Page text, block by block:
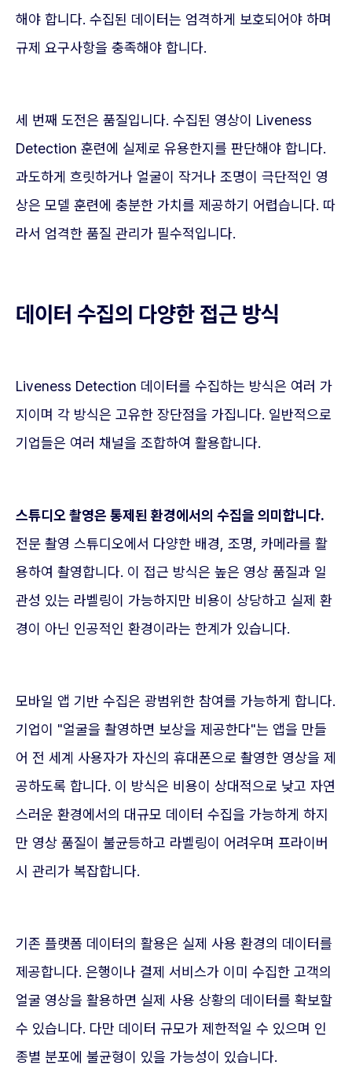
해야 합니다. 수집된 데이터는 엄격하게 보호되어야 하며
규제 요구사항을 충족해야 합니다.
세 번째 도전은 품질입니다. 수집된 영상이 Liveness
Detection 훈련에 실제로 유용한지를 판단해야 합니다.
과도하게 흐릿하거나 얼굴이 작거나 조명이 극단적인 영
상은 모델 훈련에 충분한 가치를 제공하기 어렵습니다. 따
라서 엄격한 품질 관리가 필수적입니다.
데이터 수집의 다양한 접근 방식
Liveness Detection 데이터를 수집하는 방식은 여러 가
지이며 각 방식은 고유한 장단점을 가집니다. 일반적으로
기업들은 여러 채널을 조합하여 활용합니다.
스튜디오 촬영은 통제된 환경에서의 수집을 의미합니다.
전문 촬영 스튜디오에서 다양한 배경, 조명, 카메라를 활
용하여 촬영합니다. 이 접근 방식은 높은 영상 품질과 일
관성 있는 라벨링이 가능하지만 비용이 상당하고 실제 환
경이 아닌 인공적인 환경이라는 한계가 있습니다.
모바일 앱 기반 수집은 광범위한 참여를 가능하게 합니다.
기업이 "얼굴을 촬영하면 보상을 제공한다"는 앱을 만들
어 전 세계 사용자가 자신의 휴대폰으로 촬영한 영상을 제
공하도록 합니다. 이 방식은 비용이 상대적으로 낮고 자연
스러운 환경에서의 대규모 데이터 수집을 가능하게 하지
만 영상 품질이 불균등하고 라벨링이 어려우며 프라이버
시 관리가 복잡합니다.
기존 플랫폼 데이터의 활용은 실제 사용 환경의 데이터를
제공합니다. 은행이나 결제 서비스가 이미 수집한 고객의
얼굴 영상을 활용하면 실제 사용 상황의 데이터를 확보할
수 있습니다. 다만 데이터 규모가 제한적일 수 있으며 인
종별 분포에 불균형이 있을 가능성이 있습니다.